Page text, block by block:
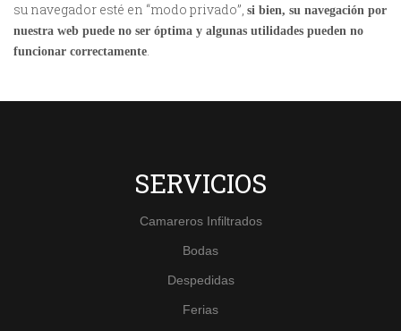
su navegador esté en “modo privado”, si bien, su navegación por
nuestra web puede no ser óptima y algunas utilidades pueden no
funcionar correctamente.
SERVICIOS
Camareros Infiltrados
Bodas
Despedidas
Ferias